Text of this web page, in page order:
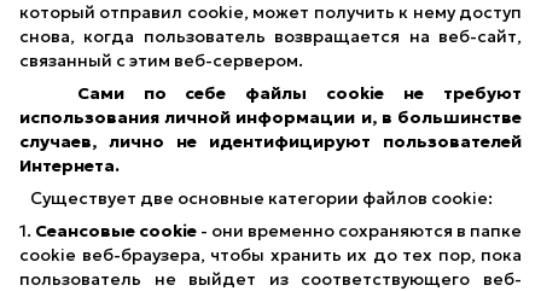
который отправил cookie, может получить к нему доступ
снова, когда пользователь возвращается на веб-сайт,
связанный с этим веб-сервером.
Сами по себе файлы cookie не требуют
использования личной информации и, в большинстве
случаев, лично не идентифицируют пользователей
Интернета.
Существует две основные категории файлов cookie:
1. Сеансовые cookie - они временно сохраняются в папке
cookie веб-браузера, чтобы хранить их до тех пор, пока
пользователь не выйдет из соответствующего веб-